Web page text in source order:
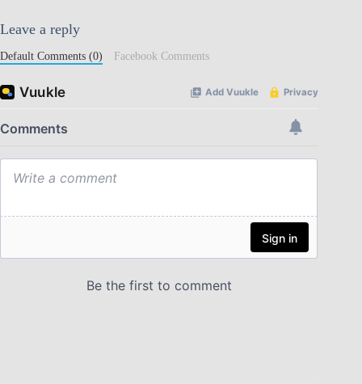
Leave a reply
Default Comments (0) Facebook Comments